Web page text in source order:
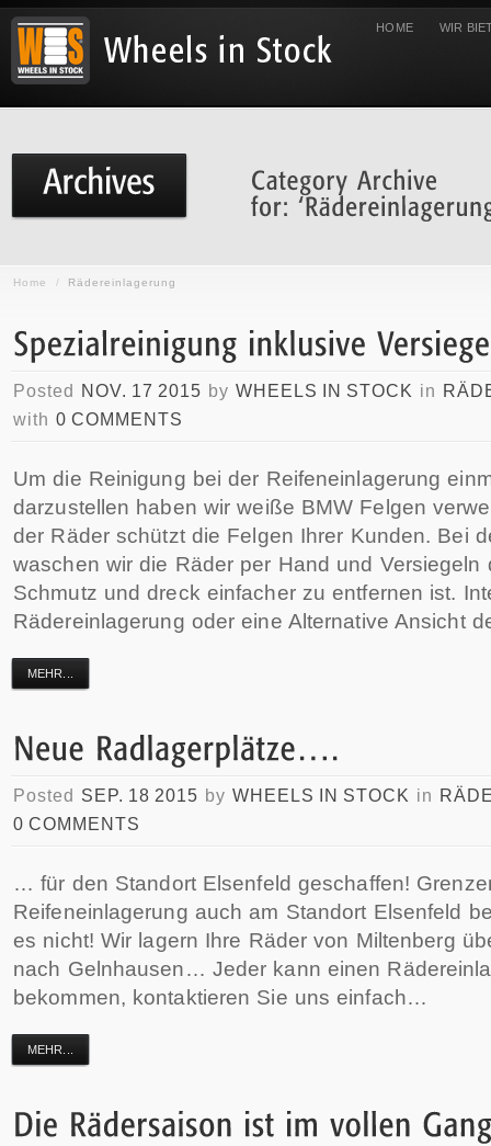
HOME WIR
Home / Rädereinlagerung
Posted NOV. 17 2015 by WHEELS IN STOCK in
with 0 COMMENTS
Um die Reinigung bei der Reifeneinlagerung
darzustellen haben wir weiße BMW Felgen
der Räder schützt die Felgen Ihrer Kunden. Bei
waschen wir die Räder per Hand und Versiegeln
Schmutz und dreck einfacher zu entfernen ist.
Rädereinlagerung oder eine Alternative Ansicht
MEHR...
Posted SEP. 18 2015 by WHEELS IN STOCK in
0 COMMENTS
… für den Standort Elsenfeld geschaffen!
Reifeneinlagerung auch am Standort Elsenfeld
es nicht! Wir lagern Ihre Räder von Miltenberg
nach Gelnhausen… Jeder kann einen
bekommen, kontaktieren Sie uns einfach…
MEHR...